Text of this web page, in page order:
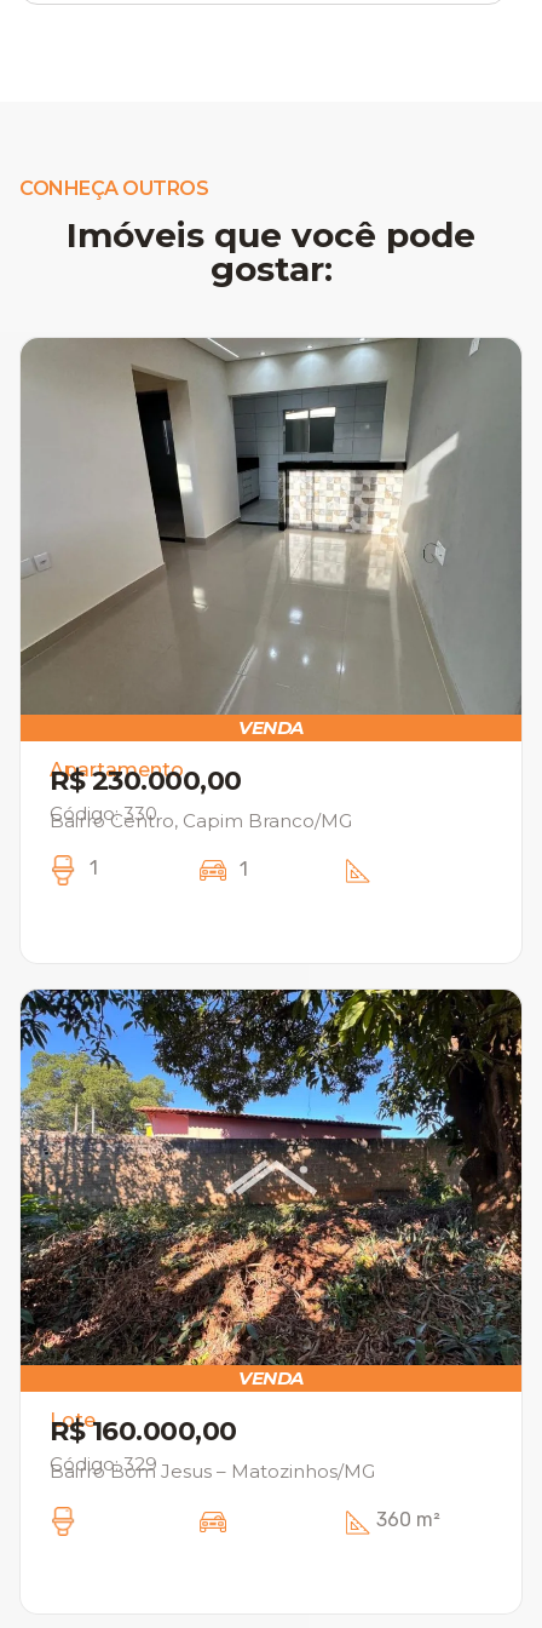
CONHEÇA OUTROS
Imóveis que você pode
gostar:
VENDA
Apartamento
R$ 230.000,00
Código: 330
Bairro Centro, Capim Branco/MG
1 1
VENDA
Lote
R$ 160.000,00
Código: 329
Bairro Bom Jesus – Matozinhos/MG
360 m²